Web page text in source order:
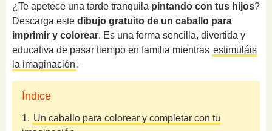
¿Te apetece una tarde tranquila pintando con tus hijos?
Descarga este dibujo gratuito de un caballo para
imprimir y colorear. Es una forma sencilla, divertida y
educativa de pasar tiempo en familia mientras estimuláis
la imaginación .
Índice
1. Un caballo para colorear y completar con tu